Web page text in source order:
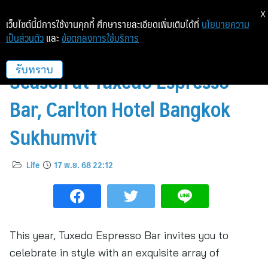
Embrace the Sparkle of the
Season at Tuxedo Espresso
Bar, Carlton Hotel Bangkok
Sukhumvit
Life 17 พ.ย. 68 22:12
This year, Tuxedo Espresso Bar invites you to
celebrate in style with an exquisite array of
เว็บไซต์นี้มีการใช้งานคุกกี้ ศึกษารายละเอียดเพิ่มเติมได้ที่ นโยบายความ
เป็นส่วนตัว และ ข้อตกลงการใช้บริการ
รับทราบ
X